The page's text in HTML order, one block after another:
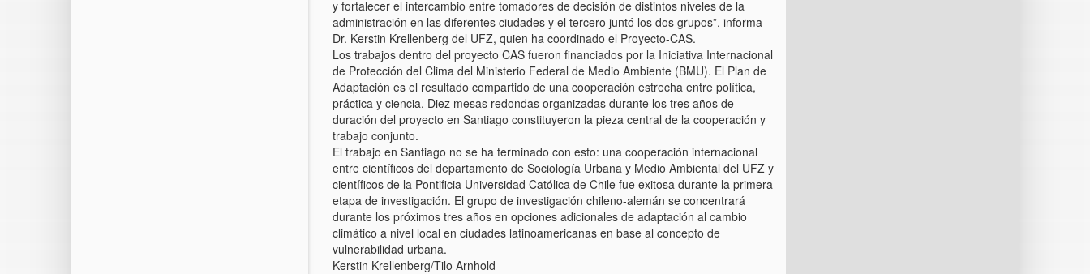
y fortalecer el intercambio entre tomadores de decisión de distintos niveles de la
administración en las diferentes ciudades y el tercero juntó los dos grupos”, informa
Dr. Kerstin Krellenberg del UFZ, quien ha coordinado el Proyecto-CAS.
Los trabajos dentro del proyecto CAS fueron financiados por la Iniciativa Internacional
de Protección del Clima del Ministerio Federal de Medio Ambiente (BMU). El Plan de
Adaptación es el resultado compartido de una cooperación estrecha entre política,
práctica y ciencia. Diez mesas redondas organizadas durante los tres años de
duración del proyecto en Santiago constituyeron la pieza central de la cooperación y
trabajo conjunto.
El trabajo en Santiago no se ha terminado con esto: una cooperación internacional
entre científicos del departamento de Sociología Urbana y Medio Ambiental del UFZ y
científicos de la Pontificia Universidad Católica de Chile fue exitosa durante la primera
etapa de investigación. El grupo de investigación chileno-alemán se concentrará
durante los próximos tres años en opciones adicionales de adaptación al cambio
climático a nivel local en ciudades latinoamericanas en base al concepto de
vulnerabilidad urbana.
Kerstin Krellenberg/Tilo Arnhold